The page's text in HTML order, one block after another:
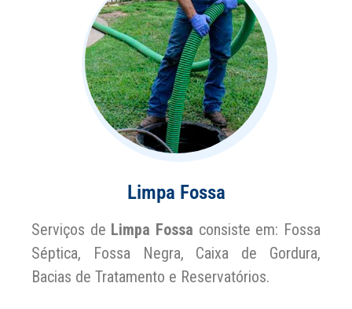
Limpa Fossa
Serviços de Limpa Fossa consiste em: Fossa
Séptica, Fossa Negra, Caixa de Gordura,
Bacias de Tratamento e Reservatórios.